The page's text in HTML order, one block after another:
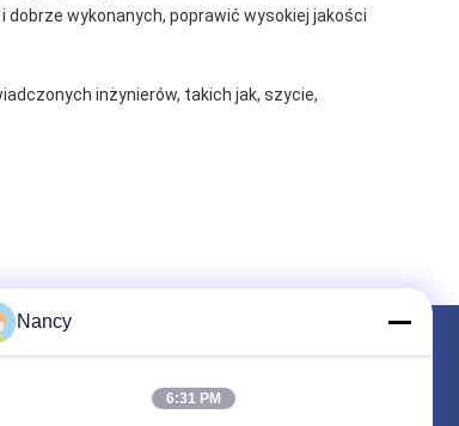
wykonanych, poprawić wysokiej jakości
inżynierów, takich jak, szycie,
nas
nas o swoich wymaganiach. Połączymy z Tobą
Nancy
6:31 PM